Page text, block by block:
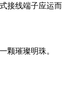
接线端子应运而
颗璀璨明珠。